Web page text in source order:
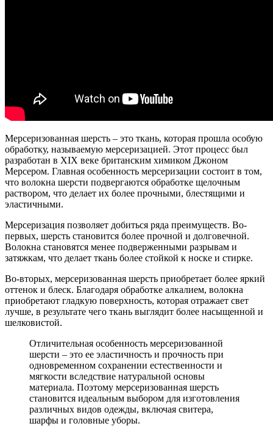
Мерсеризованная шерсть – это ткань, которая прошла особую
обработку, называемую мерсеризацией. Этот процесс был
разработан в XIX веке британским химиком Джоном
Мерсером. Главная особенность мерсеризации состоит в том,
что волокна шерсти подвергаются обработке щелочным
раствором, что делает их более прочными, блестящими и
эластичными.
Мерсеризация позволяет добиться ряда преимуществ. Во-
первых, шерсть становится более прочной и долговечной.
Волокна становятся менее подверженными разрывам и
затяжкам, что делает ткань более стойкой к носке и стирке.
Во-вторых, мерсеризованная шерсть приобретает более яркий
оттенок и блеск. Благодаря обработке алкалием, волокна
приобретают гладкую поверхность, которая отражает свет
лучше, в результате чего ткань выглядит более насыщенной и
шелковистой.
Отличительная особенность мерсеризованной
шерсти – это ее эластичность и прочность при
одновременном сохранении естественности и
мягкости вследствие натуральной основы
материала. Поэтому мерсеризованная шерсть
становится идеальным выбором для изготовления
различных видов одежды, включая свитера,
шарфы и головные уборы.